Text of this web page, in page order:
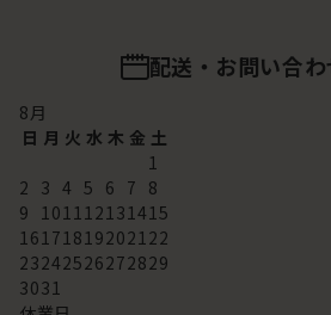
配送・お問い合わ
8月
日 月 火 水 木 金 土
1
2 3 4 5 6 7 8
9 101112131415
16171819202122
23242526272829
3031